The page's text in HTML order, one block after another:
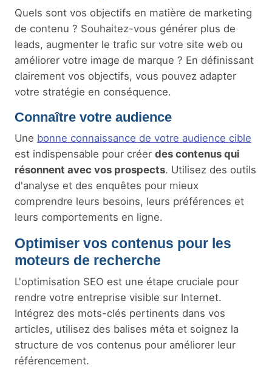
Quels sont vos objectifs en matière de marketing
de contenu ? Souhaitez-vous générer plus de
leads, augmenter le trafic sur votre site web ou
améliorer votre image de marque ? En définissant
clairement vos objectifs, vous pouvez adapter
votre stratégie en conséquence.
Connaître votre audience
Une bonne connaissance de votre audience cible
est indispensable pour créer des contenus qui
résonnent avec vos prospects. Utilisez des outils
d'analyse et des enquêtes pour mieux
comprendre leurs besoins, leurs préférences et
leurs comportements en ligne.
Optimiser vos contenus pour les
moteurs de recherche
L'optimisation SEO est une étape cruciale pour
rendre votre entreprise visible sur Internet.
Intégrez des mots-clés pertinents dans vos
articles, utilisez des balises méta et soignez la
structure de vos contenus pour améliorer leur
référencement.